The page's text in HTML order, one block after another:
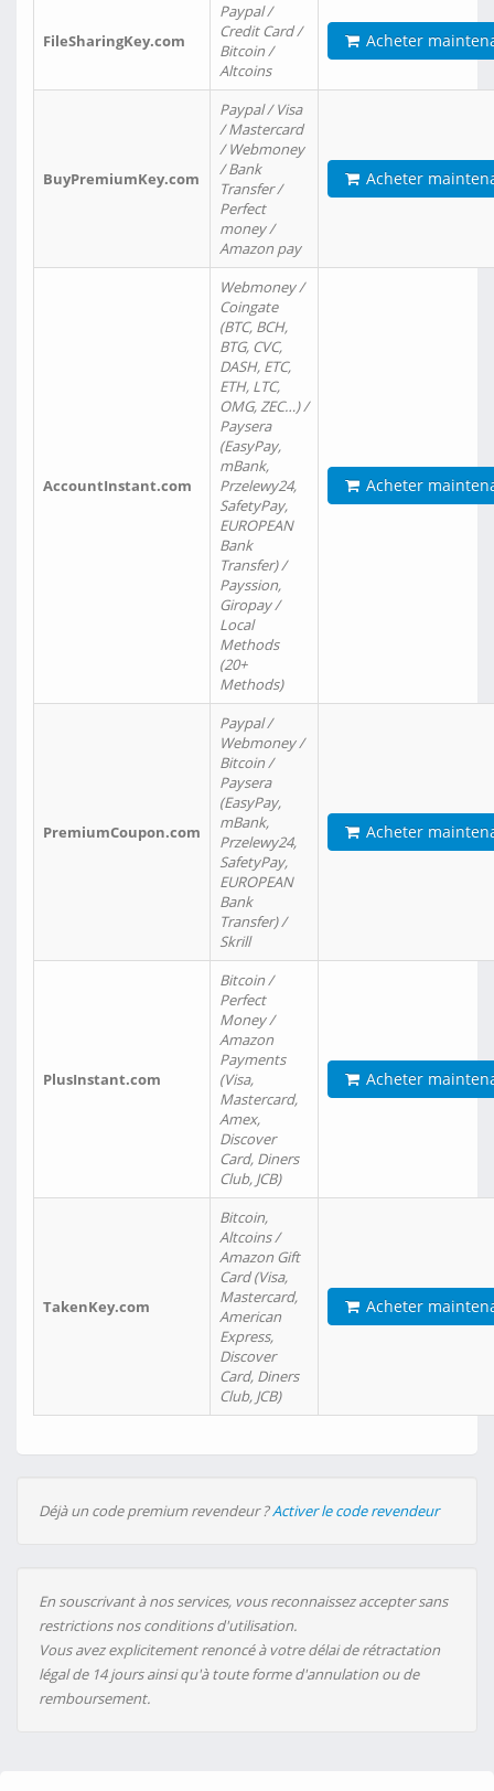
FileSharingKey.com
Paypal /
Credit Card /
Bitcoin /
Altcoins
Acheter
BuyPremiumKey.com
Paypal / Visa
/ Mastercard
/ Webmoney
/ Bank
Transfer /
Perfect
money /
Amazon pay
Acheter
AccountInstant.com
Webmoney /
Coingate
(BTC, BCH,
BTG, CVC,
DASH, ETC,
ETH, LTC,
OMG, ZEC…) /
Paysera
(EasyPay,
mBank,
Przelewy24,
SafetyPay,
EUROPEAN
Bank
Transfer) /
Payssion,
Giropay /
Local
Methods
(20+
Methods)
Acheter
PremiumCoupon.com
Paypal /
Webmoney /
Bitcoin /
Paysera
(EasyPay,
mBank,
Przelewy24,
SafetyPay,
EUROPEAN
Bank
Transfer) /
Skrill
Acheter
PlusInstant.com
Bitcoin /
Perfect
Money /
Amazon
Payments
(Visa,
Mastercard,
Amex,
Discover
Card, Diners
Club, JCB)
Acheter
TakenKey.com
Bitcoin,
Altcoins /
Amazon Gift
Card (Visa,
Mastercard,
American
Express,
Discover
Card, Diners
Club, JCB)
Acheter
Déjà un code premium revendeur ?Activer le code revendeur
En souscrivant à nos services, vous reconnaissez accepter sans
restrictions nos conditions d'utilisation.
Vous avez explicitement renoncé à votre délai de rétractation
légal de 14 jours ainsi qu'à toute forme d'annulation ou de
remboursement.